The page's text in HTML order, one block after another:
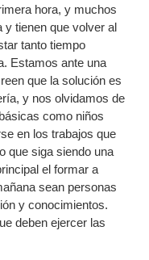
hora, y muchos
y tienen que volver al
tanto tiempo
Estamos ante una
que la solución es
y nos olvidamos de
como niños
en los trabajos que
que siga siendo una
el formar a
sean personas
y conocimientos.
deben ejercer las